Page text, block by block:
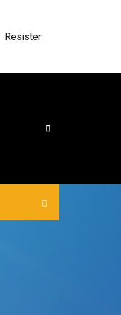
Resister